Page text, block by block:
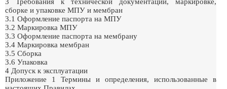
сборке и упаковке МПУ и мембран
3.1 Оформление паспорта на МПУ
3.2 Маркировка МПУ
3.3 Оформление паспорта на мембрану
3.4 Маркировка мембран
3.5 Сборка
3.6 Упаковка
4 Допуск к эксплуатации
Приложение 1 Термины и определения, использованные в